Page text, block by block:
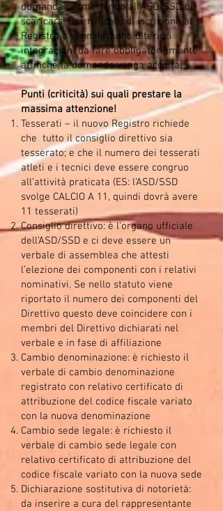
domanda permettendo all’ASD/SSD di
scaricarsi il certificato di iscrizione al
Registro o segnaleranno ulteriori
integrazioni da fare obbligatoriamente
affinché la domanda venga accolta.
Punti (criticità) sui quali prestare la
massima attenzione!
Tesserati – il nuovo Registro richiede
che tutto il consiglio direttivo sia
tesserato; e che il numero dei tesserati
atleti e i tecnici deve essere congruo
all’attività praticata (ES: l’ASD/SSD
svolge CALCIO A 11, quindi dovrà avere
11 tesserati)
Consiglio direttivo: è l’organo ufficiale
dell’ASD/SSD e ci deve essere un
verbale di assemblea che attesti
l’elezione dei componenti con i relativi
nominativi. Se nello statuto viene
riportato il numero dei componenti del
Direttivo questo deve coincidere con i
membri del Direttivo dichiarati nel
verbale e in fase di affiliazione
Cambio denominazione: è richiesto il
verbale di cambio denominazione
registrato con relativo certificato di
attribuzione del codice fiscale variato
con la nuova denominazione
Cambio sede legale: è richiesto il
verbale di cambio sede legale con
relativo certificato di attribuzione del
codice fiscale variato con la nuova sede
Dichiarazione sostitutiva di notorietà:
da inserire a cura del rappresentante